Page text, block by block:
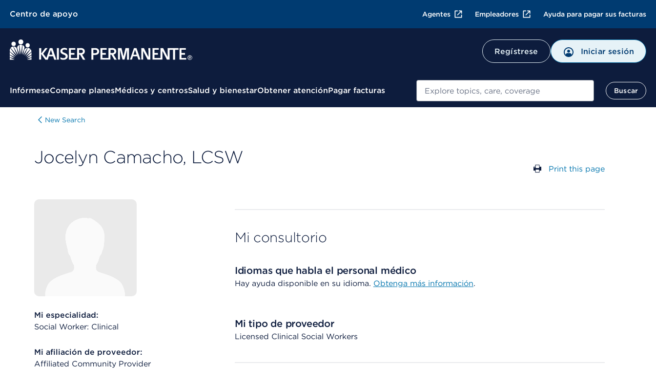
Centro de apoyo Agentes Empleadores Ayuda para pagar sus facturas
Regístrese Iniciar sesión
Menú contextual
InfórmeseCompare planesMédicos y centrosSalud y bienestarObtener atenciónPagar facturas Buscar
Buscar
New Search
Jocelyn Camacho, LCSW
Print this page
Mi especialidad:
Social Worker: Clinical
Mi afiliación de proveedor:
Affiliated Community Provider
Mi consultorio
Idiomas que habla el personal médico
Hay ayuda disponible en su idioma. Obtenga más información.
Mi tipo de proveedor
Licensed Clinical Social Workers